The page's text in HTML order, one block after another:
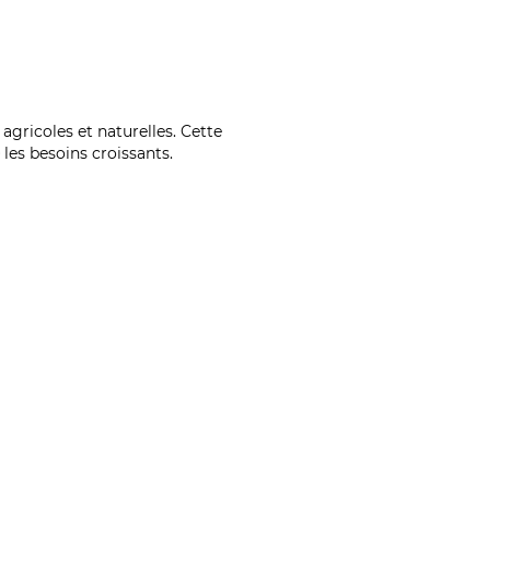
et naturelles. Cette
besoins croissants.